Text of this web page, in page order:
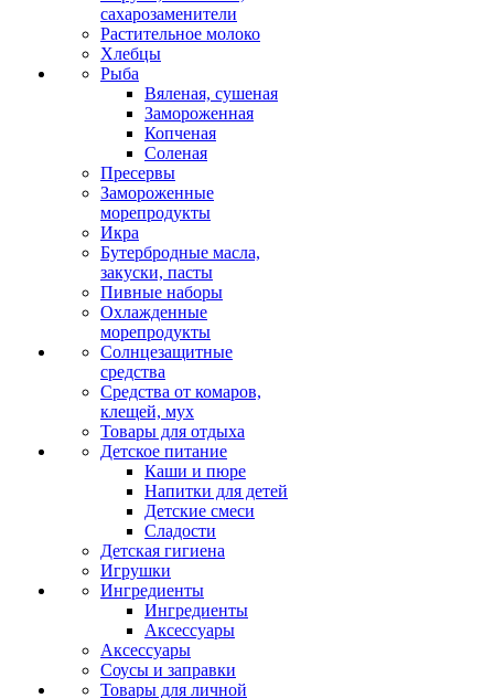
сахарозаменители
Растительное молоко
Хлебцы
Рыба
Вяленая, сушеная
Замороженная
Копченая
Соленая
Пресервы
Замороженные
морепродукты
Икра
Бутербродные масла,
закуски, пасты
Пивные наборы
Охлажденные
морепродукты
Солнцезащитные
средства
Средства от комаров,
клещей, мух
Товары для отдыха
Детское питание
Каши и пюре
Напитки для детей
Детские смеси
Сладости
Детская гигиена
Игрушки
Ингредиенты
Ингредиенты
Аксессуары
Аксессуары
Соусы и заправки
Товары для личной